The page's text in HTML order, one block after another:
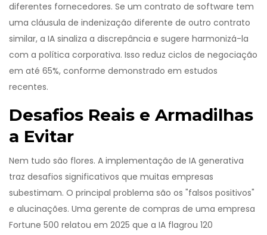
diferentes fornecedores. Se um contrato de software tem
uma cláusula de indenização diferente de outro contrato
similar, a IA sinaliza a discrepância e sugere harmonizá-la
com a política corporativa. Isso reduz ciclos de negociação
em até 65%, conforme demonstrado em estudos
recentes.
Desafios Reais e Armadilhas
a Evitar
Nem tudo são flores. A implementação de IA generativa
traz desafios significativos que muitas empresas
subestimam. O principal problema são os "falsos positivos"
e alucinações. Uma gerente de compras de uma empresa
Fortune 500 relatou em 2025 que a IA flagrou 120